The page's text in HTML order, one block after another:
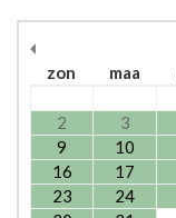
zon
maa
2
3
9
10
16
17
23
24